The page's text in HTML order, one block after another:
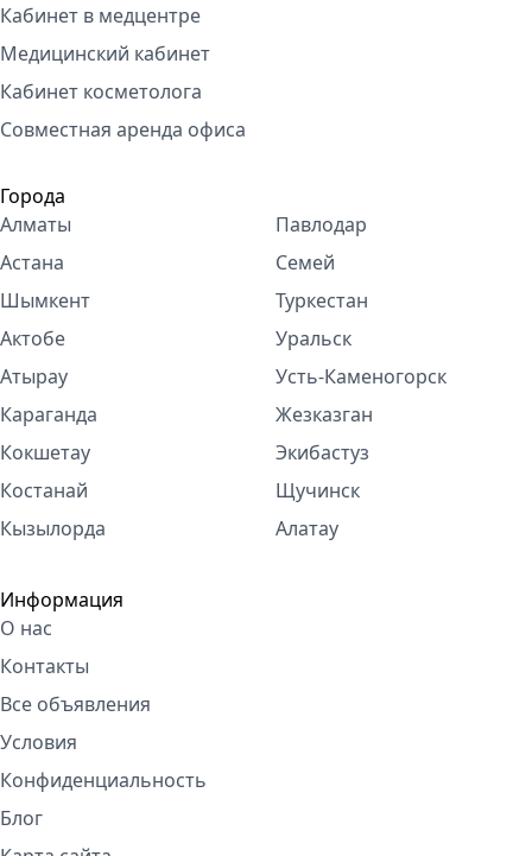
Кабинет в медцентре
Медицинский кабинет
Кабинет косметолога
Совместная аренда офиса
Города
Алматы
Астана
Шымкент
Актобе
Атырау
Караганда
Кокшетау
Костанай
Кызылорда
Павлодар
Семей
Туркестан
Уральск
Усть-Каменогорск
Жезказган
Экибастуз
Щучинск
Алатау
Информация
О нас
Контакты
Все объявления
Условия
Конфиденциальность
Блог